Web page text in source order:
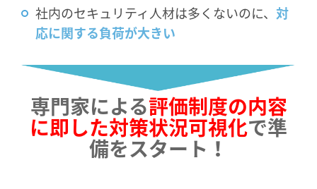
社内のセキュリティ人材は多くないのに、 対
応に関する負荷が大きい
専門家による評価制度の内容
に即した対策状況可視化で準
備をスタート！